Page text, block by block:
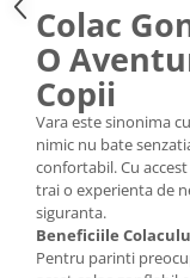
Colac
O
Copii
Vara este sinonima
nimic nu bate
confortabil. Cu
trai o experienta de
siguranta.
Beneficiile
Pentru parinti